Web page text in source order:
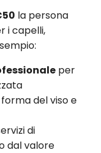
la persona
i capelli,
per
del viso e
di
dal valore